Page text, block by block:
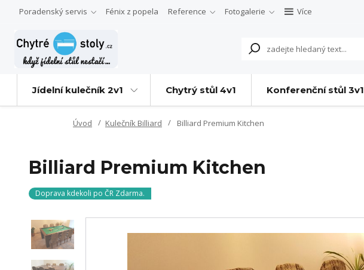
Poradenský servis Fénix z popela Reference Fotogalerie Více
Jídelní kulečník 2v1 Chytrý stůl 4v1 Konferenční stůl 3v1
Úvod Kulečník Billiard Billiard Premium Kitchen
Billiard Premium Kitchen
Doprava kdekoli po ČR Zdarma.